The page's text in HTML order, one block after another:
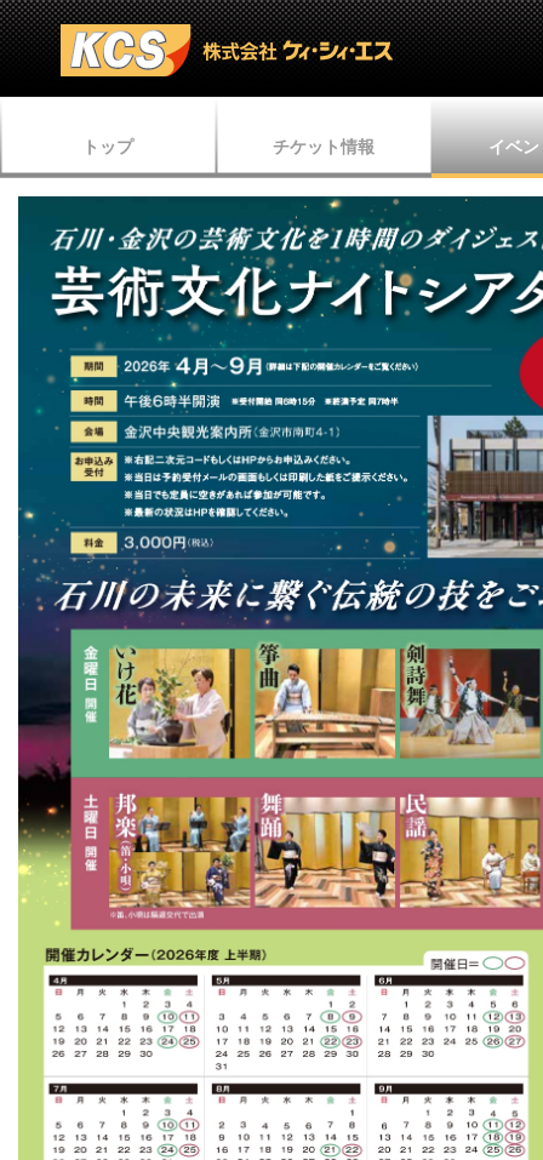
トップ チケット情報 イベ